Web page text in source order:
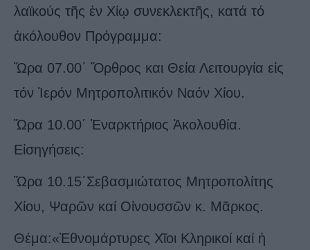
λαϊκούς τῆς ἐν Χίῳ συνεκλεκτῆς, κατά τό
ἀκόλουθον Πρόγραμμα:
Ὥρα 07.00΄ Ὄρθρος και Θεία Λειτουργία εἰς
τόν Ἱερόν Μητροπολιτικόν Ναόν Χίου.
Ὥρα 10.00΄ Ἐναρκτήριος Ἀκολουθία.
Εἰσηγήσεις:
Ὥρα 10.15΄Σεβασμιώτατος Μητροπολίτης
Χίου, Ψαρῶν καί Οἰνουσσῶν κ. Μᾶρκος.
Θέμα:«Ἐθνομάρτυρες Χῖοι Κληρικοί καί ἡ